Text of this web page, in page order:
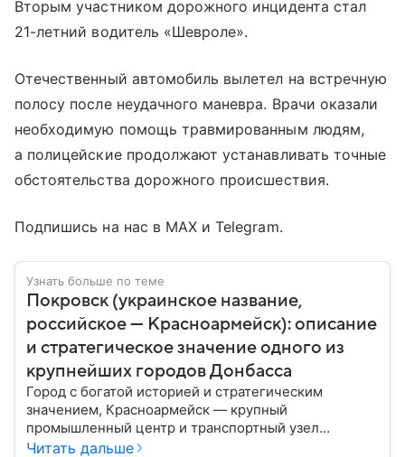
Вторым участником дорожного инцидента стал
21-летний водитель «Шевроле».
Отечественный автомобиль вылетел на встречную
полосу после неудачного маневра. Врачи оказали
необходимую помощь травмированным людям,
а полицейские продолжают устанавливать точные
обстоятельства дорожного происшествия.
Подпишись на нас в MAX и Telegram.
Узнать больше по теме
Покровск (украинское название,
российское — Красноармейск): описание
и стратегическое значение одного из
крупнейших городов Донбасса
Город с богатой историей и стратегическим
значением, Красноармейск — крупный
промышленный центр и транспортный узел
Донбасса. В материале рассказываем главное об
Читать дальше